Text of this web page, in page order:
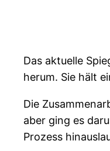
Das aktuelle
herum. Sie hält
Die
aber ging es
Prozess